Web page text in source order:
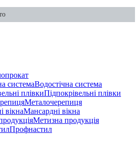
Водостічна система
Підпокрівельні плівки
Металочерепиця
Мансардні вікна
Метизна продукція
Профнастил